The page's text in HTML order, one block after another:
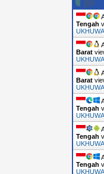
Tengah
Barat
Barat
Tengah
Tengah
Tengah